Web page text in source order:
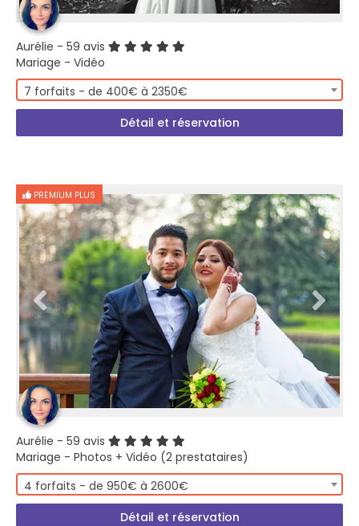
Aurélie - 59 avis
Mariage - Vidéo
7 forfaits - de 400€ à 2350€
Détail et réservation
PREMIUM PLUS
Aurélie - 59 avis
Mariage - Photos + Vidéo (2 prestataires)
4 forfaits - de 950€ à 2600€
Détail et réservation